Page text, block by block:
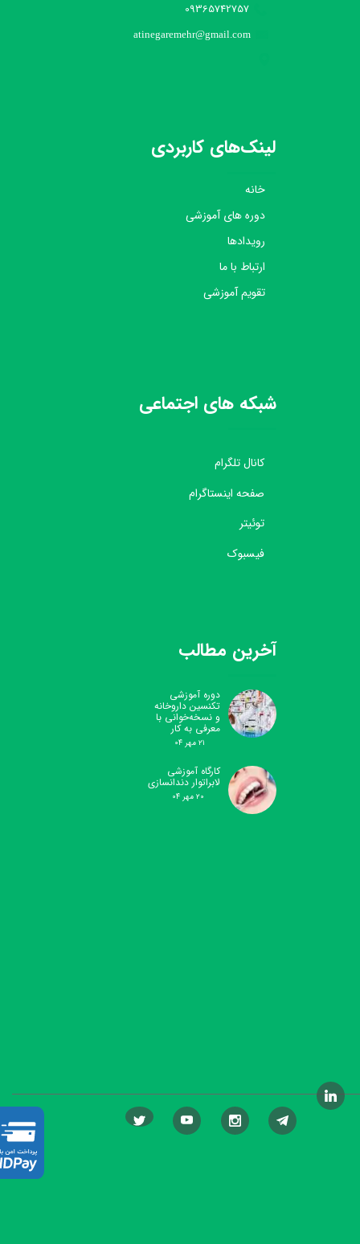
09365742757
atinegaremehr@gmail.com
لینک‌های کاربردی
خانه
دوره های آموزشی
رویدادها
ارتباط با ما
تقویم آموزشی
آخرین مطالب
دوره آموزشی
تکنسین داروخانه
و نسخه‌خوانی با
معرفی به کار
۲۱ مهر ۰۴
کارگاه آموزشی
لابراتوار دندانسازی
۲۰ مهر ۰۴
شبکه های اجتماعی
کانال تلگرام
صفحه اینستاگرام
توئیتر
فیسبوک